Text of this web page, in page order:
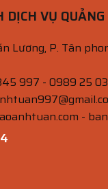
DỊCH VỤ
Lương, P. Tân
997 - 0989 25
-